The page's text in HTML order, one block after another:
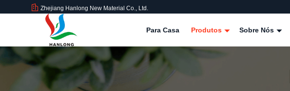
Zhejiang Hanlong New Material Co., Ltd.
Para Casa Produtos Sobre Nós